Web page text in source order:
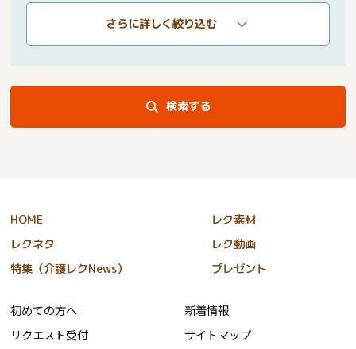
さらに詳しく絞り込む
検索する
HOME
レク素材
レクネタ
レク動画
特集（介護レクNews）
プレゼント
初めての方へ
リクエスト受付
新着情報
サイトマップ